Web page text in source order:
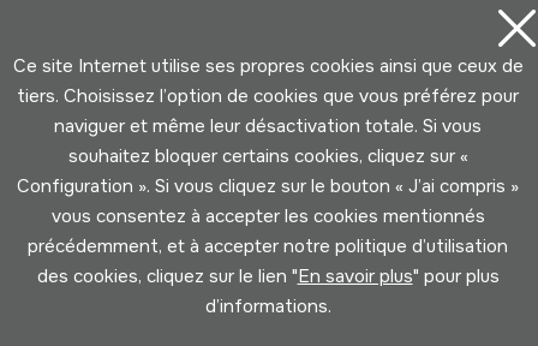
Conditions d'Utilisation
Politique de Privacité
Cookies politique
Développé par Lotura
Ce site Internet utilise ses propres cookies ainsi que ceux de
tiers. Choisissez l’option de cookies que vous préférez pour
naviguer et même leur désactivation totale. Si vous
souhaitez bloquer certains cookies, cliquez sur «
Configuration ». Si vous cliquez sur le bouton « J’ai compris »
vous consentez à accepter les cookies mentionnés
précédemment, et à accepter notre politique d’utilisation
des cookies, cliquez sur le lien "En savoir plus" pour plus
d’informations.